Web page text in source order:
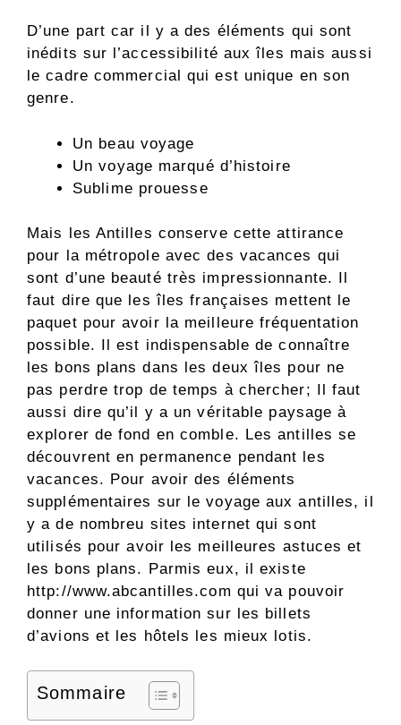
D’une part car il y a des éléments qui sont
inédits sur l’accessibilité aux îles mais aussi
le cadre commercial qui est unique en son
genre.
Un beau voyage
Un voyage marqué d’histoire
Sublime prouesse
Mais les Antilles conserve cette attirance
pour la métropole avec des vacances qui
sont d’une beauté très impressionnante. Il
faut dire que les îles françaises mettent le
paquet pour avoir la meilleure fréquentation
possible. Il est indispensable de connaître
les bons plans dans les deux îles pour ne
pas perdre trop de temps à chercher; Il faut
aussi dire qu’il y a un véritable paysage à
explorer de fond en comble. Les antilles se
découvrent en permanence pendant les
vacances. Pour avoir des éléments
supplémentaires sur le voyage aux antilles, il
y a de nombreu sites internet qui sont
utilisés pour avoir les meilleures astuces et
les bons plans. Parmis eux, il existe
http://www.abcantilles.com qui va pouvoir
donner une information sur les billets
d’avions et les hôtels les mieux lotis.
Sommaire